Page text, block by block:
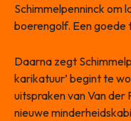
Schimmelpenninck om
boerengolf. Een goede
Daarna zegt
karikatuur’ begint te
uitspraken van Van der
nieuwe